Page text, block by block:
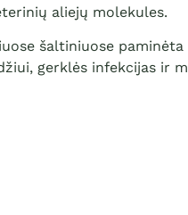
aliejų molekules.
šaltiniuose
gerklės infekcijas ir